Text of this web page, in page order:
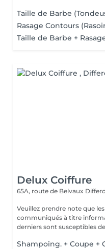
Taille de Barbe
Rasage Contours
Taille de Barbe +
Delux Coiffure
65A, route de Belvaux
Veuillez prendre note que
communiqués à titre
derniers sont susceptibles
Shampoing. + Coupe +